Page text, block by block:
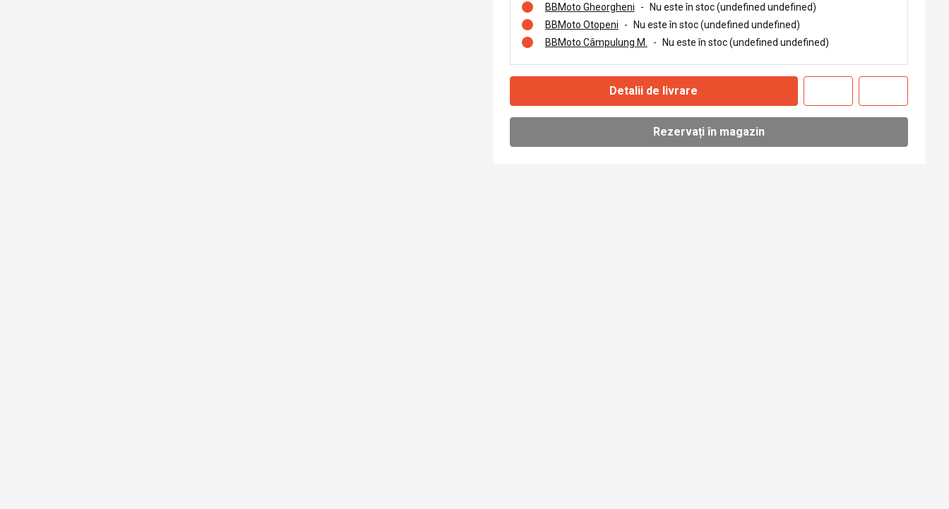
BBMoto Gheorgheni
-
Nu este în stoc (undefined undefined)
BBMoto Otopeni
-
Nu este în stoc (undefined undefined)
BBMoto Câmpulung M.
- Nu este în stoc (undefined undefined)
Detalii de livrare
Rezervați în magazin